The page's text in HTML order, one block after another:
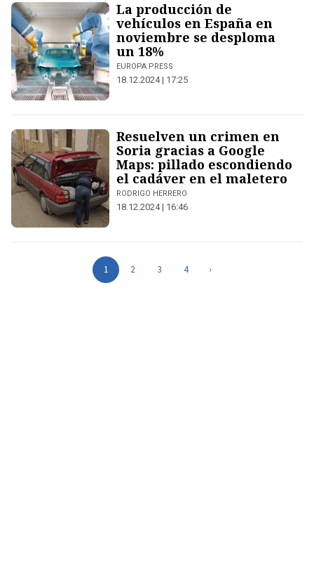
La producción de
vehículos en España en
noviembre se desploma
un 18%
EUROPA PRESS
18.12.2024 | 17:25
Resuelven un crimen en
Soria gracias a Google
Maps: pillado escondiendo
el cadáver en el maletero
RODRIGO HERRERO
18.12.2024 | 16:46
1 2 3 4 ›